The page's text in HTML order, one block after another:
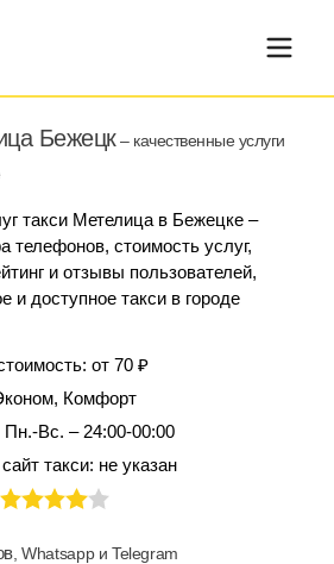
Бежецк– качественные услуги
такси Метелица в Бежецке –
телефонов, стоимость услуг,
и отзывы пользователей,
и доступное такси в городе
от 70 ₽
Комфорт
Пн.-Вс. – 24:00-00:00
такси: не указан
, Whatsapp и Telegram